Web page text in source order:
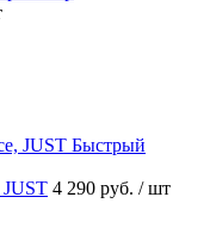
Быстрый
JUST 4 290 руб. / шт